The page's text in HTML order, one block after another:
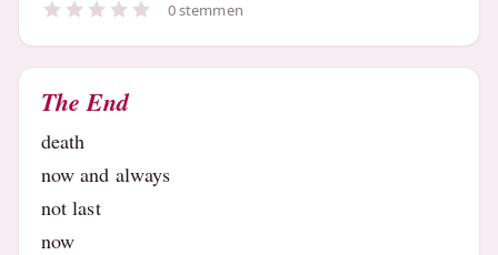
0 stemmen
The End
death
now and always
not last
now